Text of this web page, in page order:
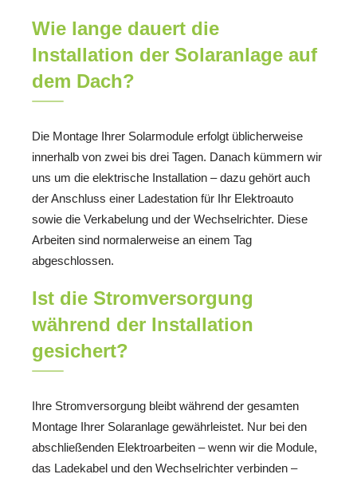
Wie lange dauert die
Installation der Solaranlage auf
dem Dach?
Die Montage Ihrer Solarmodule erfolgt üblicherweise
innerhalb von zwei bis drei Tagen. Danach kümmern wir
uns um die elektrische Installation – dazu gehört auch
der Anschluss einer Ladestation für Ihr Elektroauto
sowie die Verkabelung und der Wechselrichter. Diese
Arbeiten sind normalerweise an einem Tag
abgeschlossen.
Ist die Stromversorgung
während der Installation
gesichert?
Ihre Stromversorgung bleibt während der gesamten
Montage Ihrer Solaranlage gewährleistet. Nur bei den
abschließenden Elektroarbeiten – wenn wir die Module,
das Ladekabel und den Wechselrichter verbinden –